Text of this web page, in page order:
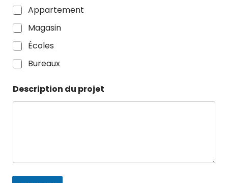
Appartement
Magasin
Écoles
Bureaux
v
e
e
Description du projet